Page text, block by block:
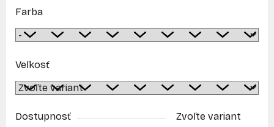
Farba
Veľkosť
Dostupnosť
Zvoľte variant